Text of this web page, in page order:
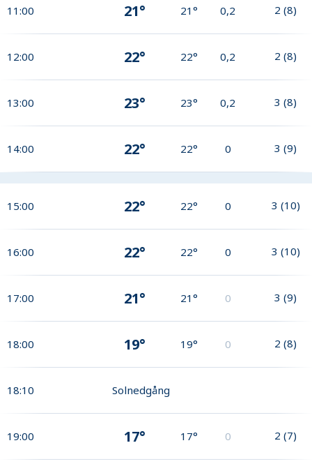
11:00 21° 21° 0,2 2 (8)
12:00 22° 22° 0,2 2 (8)
13:00 23° 23° 0,2 3 (8)
14:00 22° 22° 0 3 (9)
15:00 22° 22° 0 3 (10)
16:00 22° 22° 0 3 (10)
17:00 21° 21° 0 3 (9)
18:00 19° 19° 0 2 (8)
18:10 Solnedgång
19:00 17° 17° 0 2 (7)